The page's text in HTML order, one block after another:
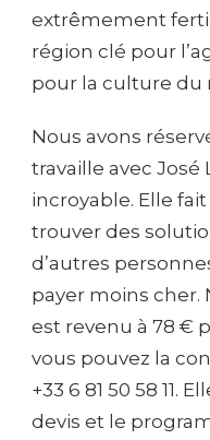
extrêmement
région clé pour
pour la culture du
Nous avons
travaille avec José
incroyable. Elle
trouver des
d’autres
payer moins cher.
est revenu à 78 €
vous pouvez la
+33 6 81 50 58 11.
devis et le